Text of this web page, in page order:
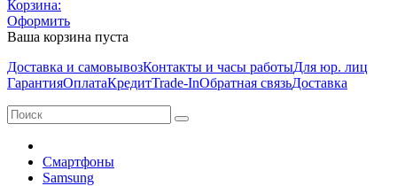
Корзина:
Оформить
Ваша корзина пуста
Доставка и самовывозКонтакты и часы работыДля юр. лиц
ГарантияОплатаКредитTrade-InОбратная связьДоставка
Смартфоны
Samsung